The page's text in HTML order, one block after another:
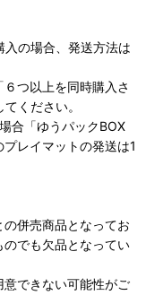
の場合、発送方法は
つ以上を同時購入さ
ください。
合「ゆうパックBOX
レイマットの発送は1
併売商品となってお
のでも欠品となってい
できない可能性がご